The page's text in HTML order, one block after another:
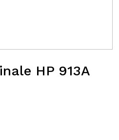
HP 913A